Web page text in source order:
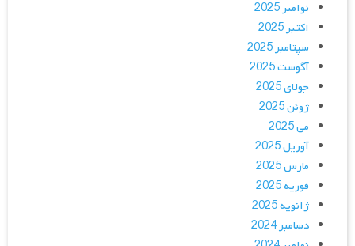
نوامبر 2025
اکتبر 2025
سپتامبر 2025
آگوست 2025
جولای 2025
ژوئن 2025
می 2025
آوریل 2025
مارس 2025
فوریه 2025
ژانویه 2025
دسامبر 2024